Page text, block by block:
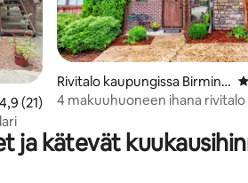
arvio 4,9/5, 21 arvostelua
4,9 (21)
Rivitalo kaupungissa Birming
ham
4 makuuhuoneen ihana rivitalo
ja kätevät